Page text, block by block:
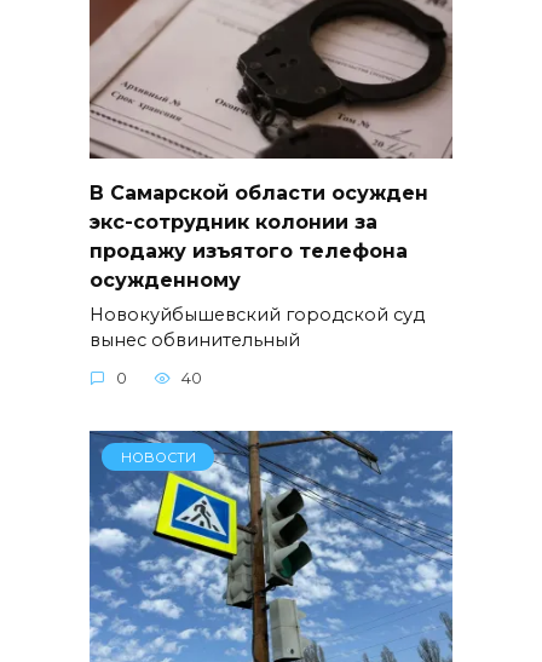
В Самарской области осужден
экс-сотрудник колонии за
продажу изъятого телефона
осужденному
Новокуйбышевский городской суд
вынес обвинительный
0 40
НОВОСТИ